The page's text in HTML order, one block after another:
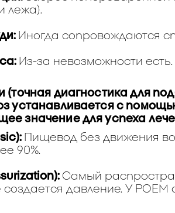
лежа).
Иногда сопровождаются
Из-за невозможности есть.
(точная диагностика для
устанавливается с
значение для успеха
Пищевод без движения
90%.
Самый
давление. У POEM